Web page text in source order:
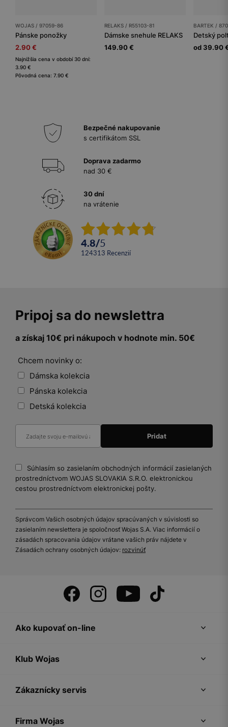
WOJAS / 97059-86
Pánske ponožky
2.90 €
Najnižšia cena v období 30 dní:
3.90 €
Pôvodná cena: 7.90 €
RELAKS / R55103-81
Dámske snehule RELAKS
149.90 €
BARTEK /
od 39.90
Bezpečné nakupovanie
s certifikátom SSL
Doprava zadarmo
nad 30 €
30 dní
na vrátenie
4.8/5
124313 recenzií
Pripoj sa do newslettra
a získaj 10€ pri nákupoch v hodnote min. 50€
Chcem novinky o:
Dámska kolekcia
Pánska kolekcia
Detská kolekcia
Súhlasím so zasielaním obchodných informácií zasielaných
prostredníctvom WOJAS SLOVAKIA S.R.O. elektronickou
cestou prostredníctvom elektronickej pošty.
Správcom Vašich osobných údajov spracúvaných v súvislosti so
zasielaním newslettera je spoločnosť Wojas S.A. Viac informácií o
zásadách spracovania údajov vrátane vašich práv nájdete v
Zásadách ochrany osobných údajov: rozvinúť
Ako kupovať on-line
Klub Wojas
Zákaznícky servis
Firma Wojas